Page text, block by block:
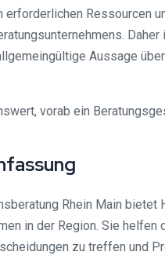
erforderlichen Ressourcen
Daher
Aussage
vorab ein
Rhein Main bietet
in der Region. Sie helfen
zu treffen und